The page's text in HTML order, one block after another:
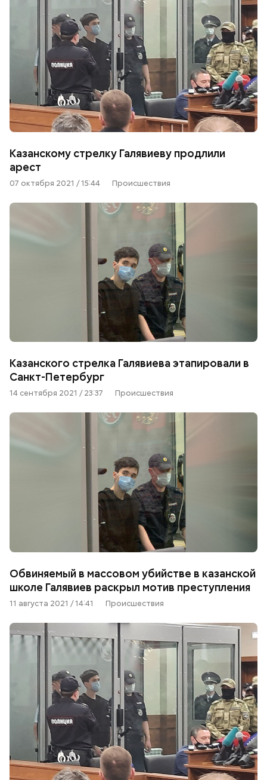
Казанскому стрелку Галявиеву продлили
арест
07 октября 2021 / 15:44 Происшествия
Казанского стрелка Галявиева этапировали в
Санкт-Петербург
14 сентября 2021 / 23:37 Происшествия
Обвиняемый в массовом убийстве в казанской
школе Галявиев раскрыл мотив преступления
11 августа 2021 / 14:41 Происшествия